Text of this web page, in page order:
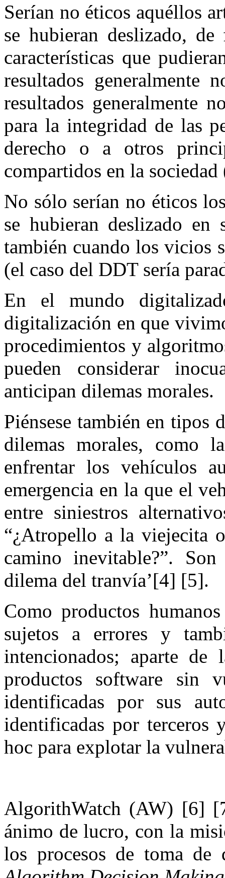
Serían no éticos aquéllos
se hubieran deslizado,
características que
resultados generalmente
resultados generalmente
para la integridad de las
derecho o a otros
compartidos en la
No sólo serían no éticos
se hubieran deslizado en
también cuando los vicios
(el caso del DDT sería
En el mundo
digitalización en que
procedimientos y
pueden considerar
anticipan dilemas morales.
Piénsese también en tipos
dilemas morales, como
enfrentar los vehículos
emergencia en la que el
entre siniestros
“¿Atropello a la viejecita
camino inevitable?”.
dilema del tranvía’[4] [5].
Como productos
sujetos a errores y
intencionados; aparte
productos software sin
identificadas por sus
identificadas por terceros
hoc para explotar la
AlgorithWatch (AW) [6]
ánimo de lucro, con la
los procesos de toma de